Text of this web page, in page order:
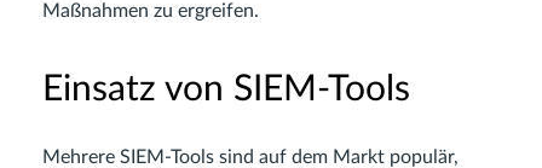
Maßnahmen zu ergreifen.
Einsatz von SIEM-Tools
Mehrere SIEM-Tools sind auf dem Markt populär,